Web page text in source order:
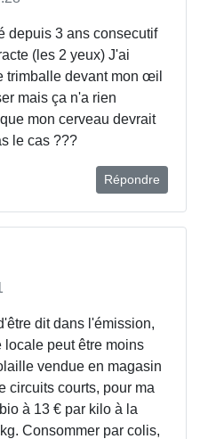
depuis 3 ans consecutif
(les 2 yeux) J'ai
trimballe devant mon œil
mais ça n'a rien
mon cerveau devrait
le cas ???
Répondre
dit dans l'émission,
peut être moins
vendue en magasin
circuits courts, pour ma
à 13 € par kilo à la
Consommer par colis,